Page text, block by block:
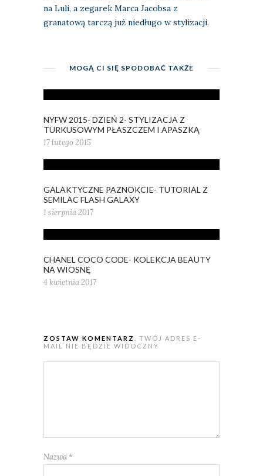
na Luli, a zegarek Marca Jacobsa z
granatową tarczą już niedługo w stylizacji.
MOGĄ CI SIĘ SPODOBAĆ TAKŻE
NYFW 2015- DZIEŃ 2- STYLIZACJA Z
TURKUSOWYM PŁASZCZEM I APASZKĄ
17 lutego 2015
GALAKTYCZNE PAZNOKCIE- TUTORIAL Z
SEMILAC FLASH GALAXY
1 sierpnia 2017
CHANEL COCO CODE- KOLEKCJA BEAUTY
NA WIOSNĘ
4 kwietnia 2017
ZOSTAW KOMENTARZ
. TWÓJ ADRES E-
MAIL NIE BĘDZIE WIDOCZNY
Nazwa *